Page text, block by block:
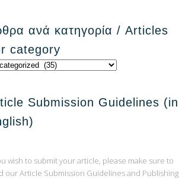
ανά κατηγορία / Articles
category
Submission Guidelines (in
wish to submit your article, please make sure to
our Article Submission Guidelines and Publishing